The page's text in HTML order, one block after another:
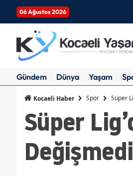
06 Ağustos 2026
Gündem Dünya Yaşam
Kocaeli Haber Spor Süper
Süper